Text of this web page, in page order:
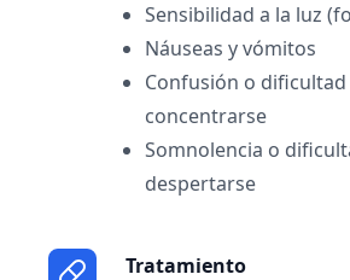
Sensibilidad a la luz
Náuseas y vómitos
Confusión o
concentrarse
Somnolencia o
despertarse
Tratamiento